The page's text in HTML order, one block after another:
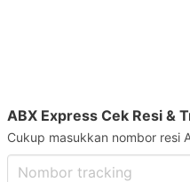
ABX Express Cek Resi &
Cukup masukkan nombor resi